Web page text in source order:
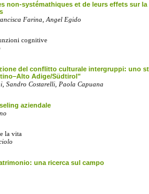
non-systémathiques et de leurs effets sur
Farina, Angel Egido
cognitive
del conflitto culturale intergruppi: uno
Adige/Südtirol"
Sandro Costarelli, Paola Capuana
aziendale
la vita
una ricerca sul campo